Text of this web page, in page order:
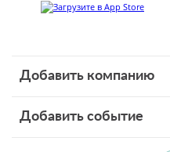
Добавить компанию
Добавить событие